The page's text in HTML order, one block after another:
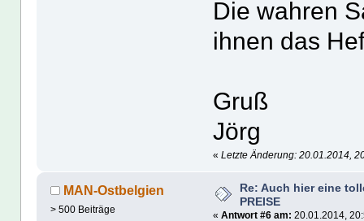
Die wahren
ihnen das
Gruß
Jörg
«Letzte Änderung: 20.01.2014,
MAN-Ostbelgien
> 500 Beiträge
Re: Auch hier eine
PREISE
«Antwort #6 am: 20.01.2014,